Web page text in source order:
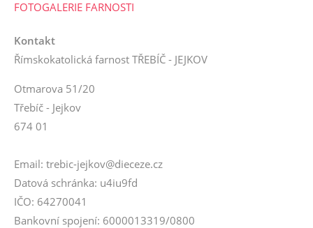
FOTOGALERIE FARNOSTI
Kontakt
Římskokatolická farnost TŘEBÍČ - JEJKOV
Otmarova 51/20
Třebíč - Jejkov
674 01
Email: trebic-jejkov@dieceze.cz
Datová schránka: u4iu9fd
IČO: 64270041
Bankovní spojení: 6000013319/0800